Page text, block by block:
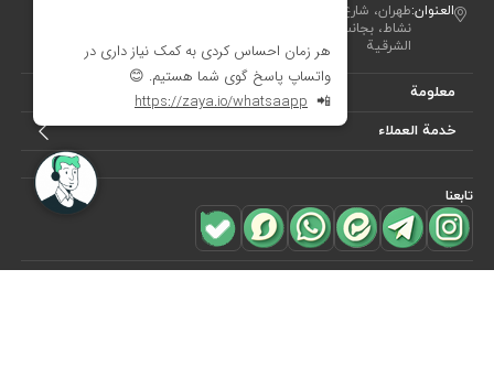
العنوان:طهران، شارع شريعتي، فوق قُلهَك، شارع الشهيد كلاهدوز، تقاطع
الشرقية
معلومة
خدمة العملاء
تابعنا